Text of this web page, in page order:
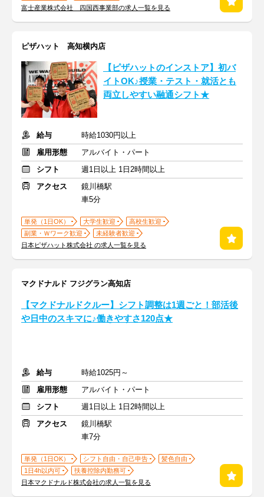
富士産業株式会社 四国西事業部の求人一覧を見る
ピザハット 高知横内店
【ピザハットのインストア】初バ
イトOK♪授業・テスト・就活とも
両立しやすい融通シフト★
給与
時給1030円以上
雇用形態
アルバイト・パート
シフト
週1日以上 1日2時間以上
アクセス
鏡川橋駅
車5分
単発（1日OK） 大学生歓迎
高校生歓迎
副業・Ｗワーク歓迎
未経験者歓迎
日本ピザハット株式会社 の求人一覧を見る
マクドナルド フジグラン高知店
【マクドナルドクルー】シフト調整は1週ごと！部活後
や日中のスキマに♪働きやすさ120点★
給与
時給1025円～
雇用形態
アルバイト・パート
シフト
週1日以上 1日2時間以上
アクセス
鏡川橋駅
車7分
単発（1日OK） シフト自由・自己申告
髪色自由
1日4h以内可
扶養控除内勤務可
日本マクドナルド株式会社の求人一覧を見る